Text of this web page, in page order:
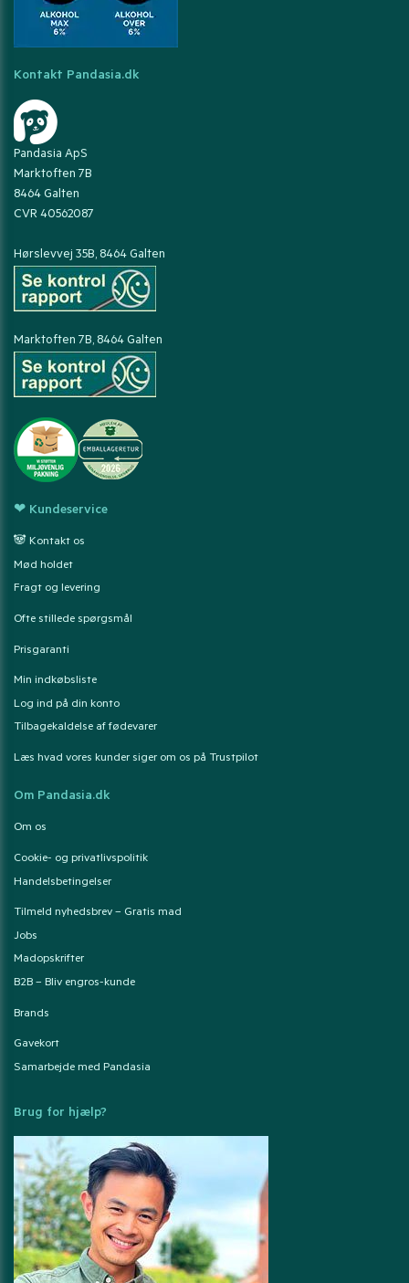
Kontakt Pandasia.dk
Pandasia ApS
Marktoften 7B
8464 Galten
CVR 40562087
Hørslevvej 35B, 8464 Galten
Marktoften 7B, 8464 Galten
❤ Kundeservice
🐼 Kontakt os
Mød holdet
Fragt og levering
Ofte stillede spørgsmål
Prisgaranti
Min indkøbsliste
Log ind på din konto
Tilbagekaldelse af fødevarer
Læs hvad vores kunder siger om os på Trustpilot
Om Pandasia.dk
Om os
Cookie- og privatlivspolitik
Handelsbetingelser
Tilmeld nyhedsbrev – Gratis mad
Jobs
Madopskrifter
B2B – Bliv engros-kunde
Brands
Gavekort
Samarbejde med Pandasia
Brug for hjælp?